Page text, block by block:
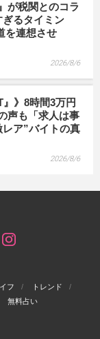
が税関とのコラ
るタイミン
を連想させ
2026/8/6
』》8時間3万円
声も「求人は事
ア”バイトの真
2026/8/6
フ
トレンド
無料占い